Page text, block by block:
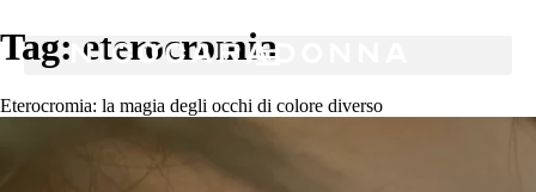
Tag: eterocromia
Eterocromia: la magia degli occhi di colore diverso